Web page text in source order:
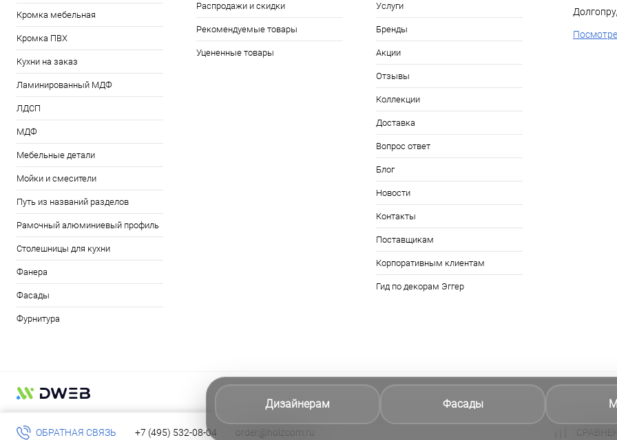
Кромка мебельная
Кромка ПВХ
Кухни на заказ
Ламинированный МДФ
ЛДСП
МДФ
Мебельные детали
Мойки и смесители
Путь из названий разделов
Рамочный алюминиевый профиль
Столешницы для кухни
Фанера
Фасады
Фурнитура
Распродажи и скидки
Рекомендуемые товары
Уцененные товары
Услуги
Бренды
Акции
Отзывы
Коллекции
Доставка
Вопрос ответ
Блог
Новости
Контакты
Поставщикам
Корпоративным клиентам
Гид по декорам Эггер
ОБРАТНАЯ СВЯЗЬ +7 (495) 532-08-04 order@holzcom.ru
Дизайнерам Фасады